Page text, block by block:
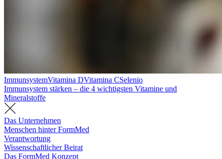
ImmunsystemVitamina DVitamina CSelenio
Immunsystem stärken – die 4 wichtigsten Vitamine und
Mineralstoffe
Das Unternehmen
Menschen hinter FormMed
Verantwortung
Wissenschaftlicher Beirat
Das FormMed Konzept